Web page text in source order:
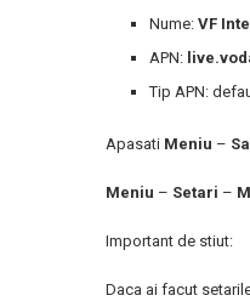
Nume: VF
APN:
Tip APN:
Apasati Meniu –
Meniu – Setari –
Important de stiut:
Daca ai facut